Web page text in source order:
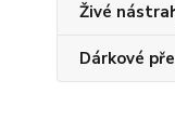
Živé
Dárkové